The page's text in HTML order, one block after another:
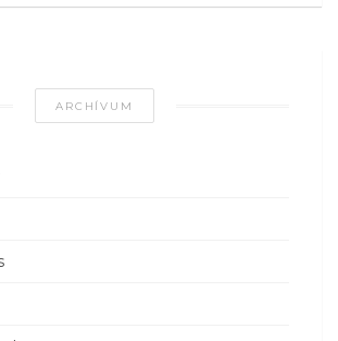
ARCHÍVUM